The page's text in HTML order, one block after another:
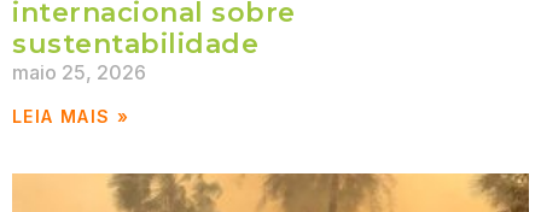
internacional sobre
sustentabilidade
maio 25, 2026
LEIA MAIS »